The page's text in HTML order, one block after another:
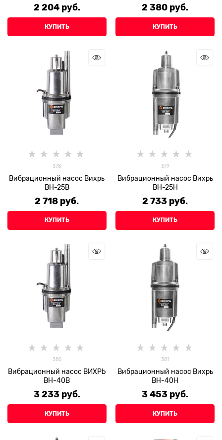
2 204 руб.
КУПИТЬ
2 380 руб.
КУПИТЬ
378
Вибрационный насос Вихрь
ВН-25В
2 718 руб.
КУПИТЬ
379
Вибрационный насос Вихрь
ВН-25Н
2 733 руб.
КУПИТЬ
380
Вибрационный насос ВИХРЬ
ВН-40В
3 233 руб.
КУПИТЬ
381
Вибрационный насос Вихрь
ВН-40Н
3 453 руб.
КУПИТЬ